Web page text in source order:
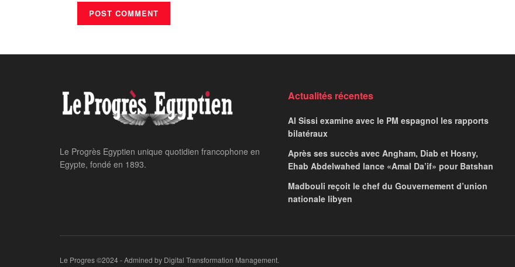
Le Progrès Egyptien unique quotidien francophone en
Egypte, fondé en 1893.
Actualités récentes
Al Sissi examine avec le PM espagnol les rapports
bilatéraux
Après ses succès avec Angham, Diab et Hosny,
Ehab Abdelwahed lance «Amal Da’if» pour Batshan
Madbouli reçoit le chef du Gouvernement d’union
nationale libyen
Le Progres ©2024 - Admined by Digital Transformation Management.